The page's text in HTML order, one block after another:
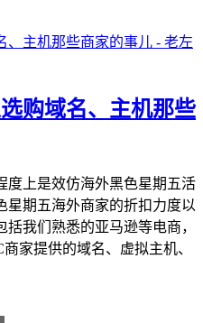
购域名、主机那些
度上是效仿海外黑色星期五活
星期五海外商家的折扣力度以
我们熟悉的亚马逊等电商，
家提供的域名、虚拟主机、